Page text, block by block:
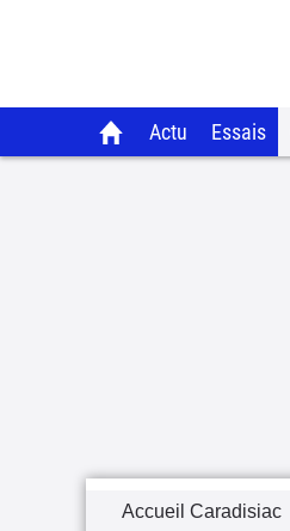
Actu Essais
Accueil Caradisiac